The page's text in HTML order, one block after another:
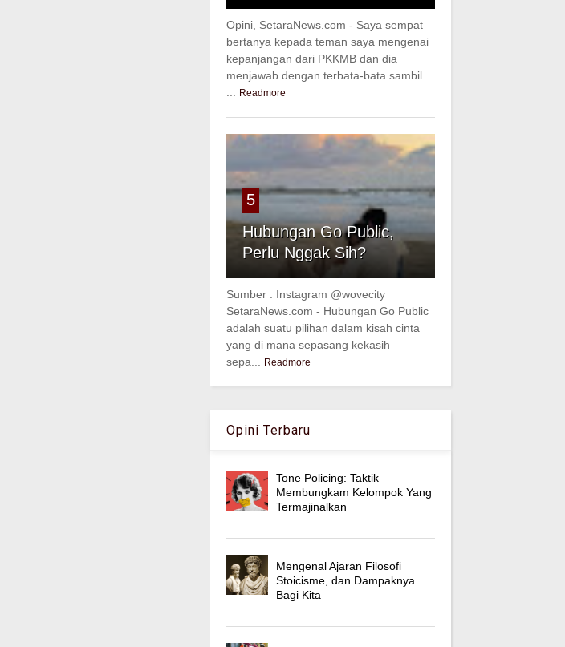
Opini, SetaraNews.com - Saya sempat
bertanya kepada teman saya mengenai
kepanjangan dari PKKMB dan dia
menjawab dengan terbata-bata sambil
Readmore
5
Hubungan Go Public,
Perlu Nggak Sih?
Sumber : Instagram @wovecity
SetaraNews.com - Hubungan Go Public
adalah suatu pilihan dalam kisah cinta
yang di mana sepasang kekasih
sepa...
Readmore
Opini Terbaru
Tone Policing: Taktik
Membungkam Kelompok Yang
Termajinalkan
Mengenal Ajaran Filosofi
Stoicisme, dan Dampaknya
Bagi Kita